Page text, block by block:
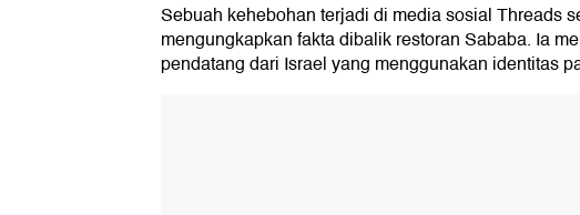
Sebuah kehebohan terjadi di media sosial Threads
mengungkapkan fakta dibalik restoran Sababa. Ia
pendatang dari Israel yang menggunakan identitas